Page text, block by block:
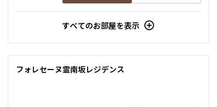
すべてのお部屋を表示
フォレセーヌ霊南坂レジデンス